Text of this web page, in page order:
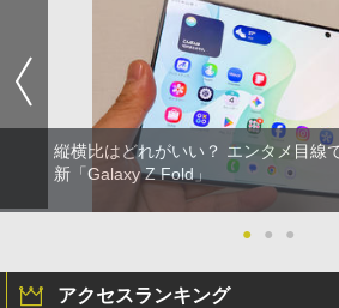
縦横比はどれがいい？ エンタメ目線
新「Galaxy Z Fold」
● ● ●
アクセスランキング